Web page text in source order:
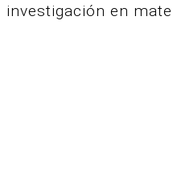
investigación en